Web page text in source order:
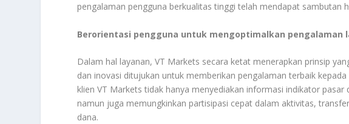
pengalaman pengguna berkualitas tinggi telah mendapat sambutan
Berorientasi pengguna untuk mengoptimalkan pengalaman
Dalam hal layanan, VT Markets secara ketat menerapkan prinsip
dan inovasi ditujukan untuk memberikan pengalaman terbaik
klien VT Markets tidak hanya menyediakan informasi indikator
namun juga memungkinkan partisipasi cepat dalam aktivitas,
dana.